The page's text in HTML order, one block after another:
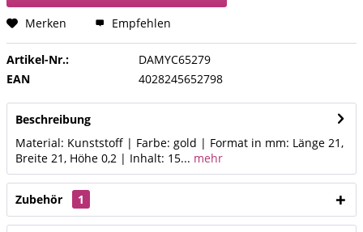
Merken Empfehlen
Artikel-Nr.:
DAMYC65279
EAN
4028245652798
Beschreibung
Material: Kunststoff | Farbe: gold | Format in mm: Länge 21,
Breite 21, Höhe 0,2 | Inhalt: 15... mehr
Zubehör 1